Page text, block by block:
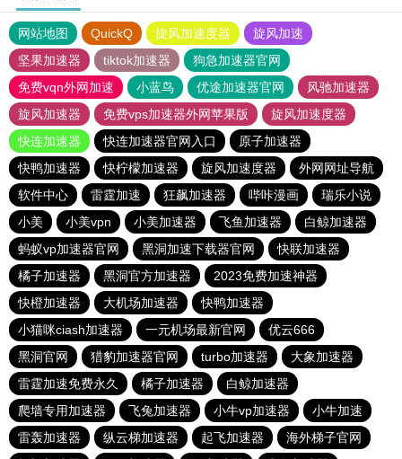
网站地图 QuickQ 旋风加速度器
旋风加速
坚果加速器
tiktok加速器
狗急加速器官网
免费vqn外网加速
小蓝鸟 优途加速器官网
风驰加速器
旋风加速器
免费vps加速器外网苹果版
旋风加速度器
快连加速器
快连加速器官网入口
原子加速器
快鸭加速器
快柠檬加速器 旋风加速度器
外网网址导航
软件中心
雷霆加速 狂飙加速器 哔咔漫画
瑞乐小说
小美
小美vpn 小美加速器 飞鱼加速器
白鲸加速器
蚂蚁vp加速器官网
黑洞加速下载器官网
快联加速器
橘子加速器
黑洞官方加速器
2023免费加速神器
快橙加速器
大机场加速器
快鸭加速器
小猫咪ciash加速器
一元机场最新官网
优云666
黑洞官网
猎豹加速器官网 turbo加速器
大象加速器
雷霆加速免费永久
橘子加速器
白鲸加速器
爬墙专用加速器
飞兔加速器 小牛vp加速器
小牛加速
雷轰加速器
纵云梯加速器 起飞加速器
海外梯子官网